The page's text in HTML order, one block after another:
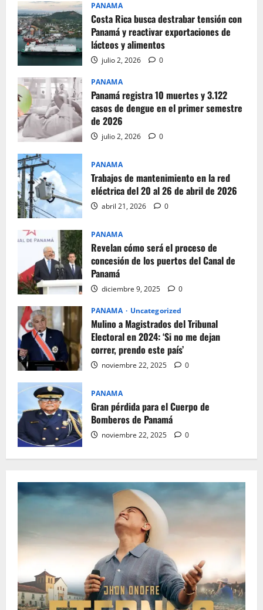
PANAMA
Costa Rica busca destrabar tensión con
Panamá y reactivar exportaciones de
lácteos y alimentos
julio 2, 2026 0
PANAMA
Panamá registra 10 muertes y 3.122
casos de dengue en el primer semestre
de 2026
julio 2, 2026 0
PANAMA
Trabajos de mantenimiento en la red
eléctrica del 20 al 26 de abril de 2026
abril 21, 2026 0
PANAMA
Revelan cómo será el proceso de
concesión de los puertos del Canal de
Panamá
diciembre 9, 2025 0
PANAMA Uncategorized
Mulino a Magistrados del Tribunal
Electoral en 2024: ‘Si no me dejan
correr, prendo este país’
noviembre 22, 2025 0
PANAMA
Gran pérdida para el Cuerpo de
Bomberos de Panamá
noviembre 22, 2025 0